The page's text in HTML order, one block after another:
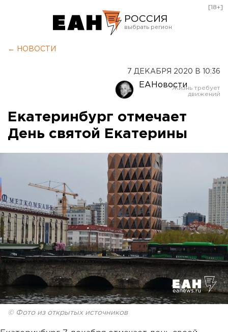
РОССИЯ
Оренбург
[18+]
← НОВОСТИ
7 ДЕКАБРЯ 2020 В 10:36
ЕАНовости
Екатеринбург отмечает
День святой Екатерины
© Фото из открытых источников